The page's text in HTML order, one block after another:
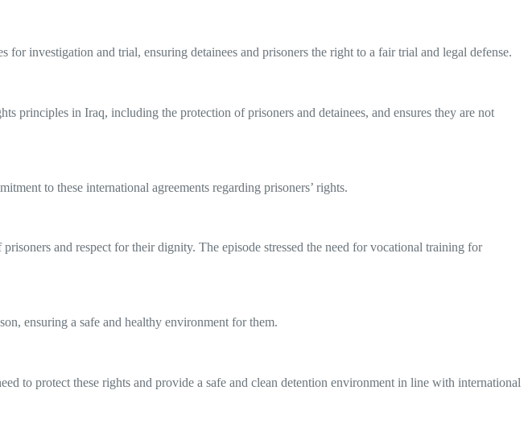
for investigation and trial, ensuring detainees and prisoners the right to a fair trial and legal defense.
principles in Iraq, including the protection of prisoners and detainees, and ensures they are not
to these international agreements regarding prisoners’ rights.
and respect for their dignity. The episode stressed the need for vocational training for
ensuring a safe and healthy environment for them.
to protect these rights and provide a safe and clean detention environment in line with international